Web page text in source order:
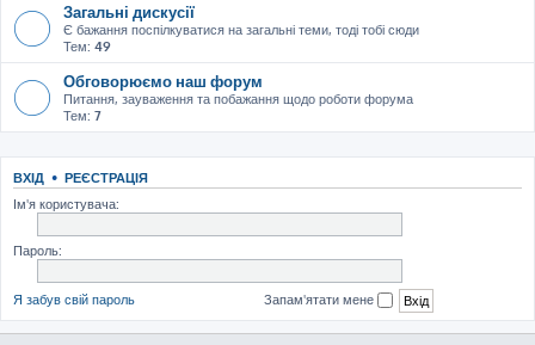
Загальні дискусії
Є бажання поспілкуватися на загальні теми, тоді тобі сюди
Тем: 49
Обговорюємо наш форум
Питання, зауваження та побажання щодо роботи форума
Тем: 7
ВХІД • РЕЄСТРАЦІЯ
Ім'я користувача:
Пароль:
Я забув свій пароль Запам'ятати мене